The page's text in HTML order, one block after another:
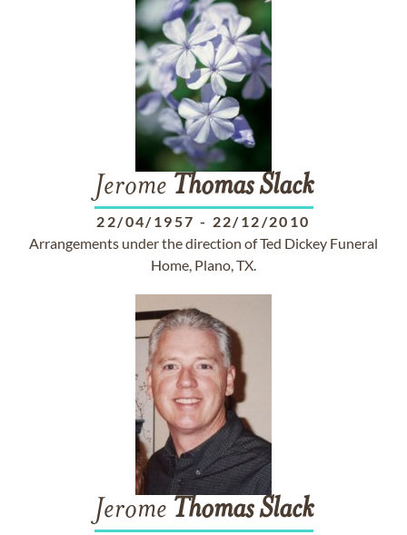
Jerome Thomas Slack
22/04/1957 - 22/12/2010
Arrangements under the direction of Ted Dickey Funeral
Home, Plano, TX.
Jerome Thomas Slack